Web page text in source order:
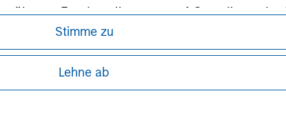
Fonds sollten nur auf Grundlage
enthalten sind („Angebotsunterlagen”).
entsprechen nach bestem Wissen von
lassen) den Tatsachen und es wurde
Stimme zu
Lehne ab
da in diesen bestimmte gesetzliche und
von Informationen zu den Anlageprodukten